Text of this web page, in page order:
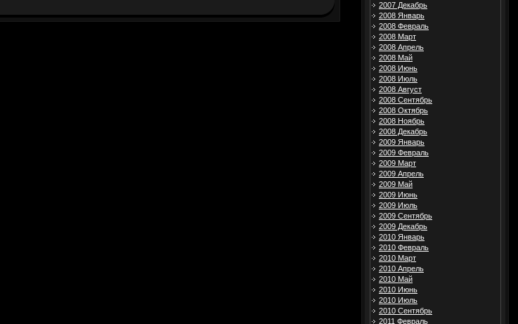
2007 Декабрь
2008 Январь
2008 Февраль
2008 Март
2008 Апрель
2008 Май
2008 Июнь
2008 Июль
2008 Август
2008 Сентябрь
2008 Октябрь
2008 Ноябрь
2008 Декабрь
2009 Январь
2009 Февраль
2009 Март
2009 Апрель
2009 Май
2009 Июнь
2009 Июль
2009 Сентябрь
2009 Декабрь
2010 Январь
2010 Февраль
2010 Март
2010 Апрель
2010 Май
2010 Июнь
2010 Июль
2010 Сентябрь
2011 Февраль